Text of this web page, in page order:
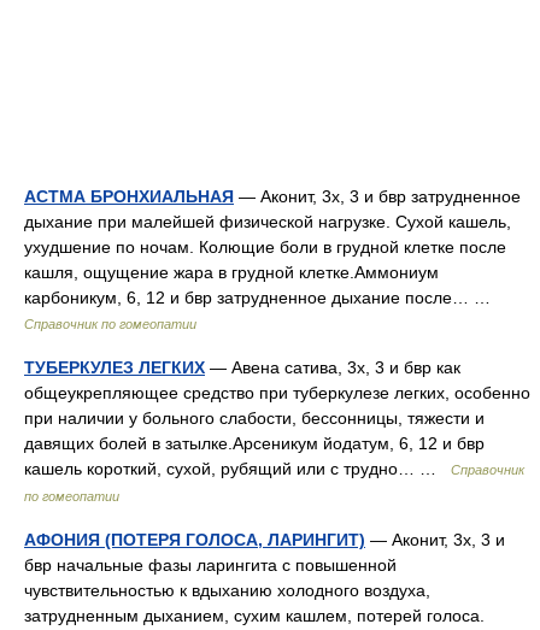
АСТМА БРОНХИАЛЬНАЯ — Аконит, 3х, 3 и бвр затрудненное
дыхание при малейшей физической нагрузке. Сухой кашель,
ухудшение по ночам. Колющие боли в грудной клетке после
кашля, ощущение жара в грудной клетке.Аммониум
карбоникум, 6, 12 и бвр затрудненное дыхание после… …
Справочник по гомеопатии
ТУБЕРКУЛЕЗ ЛЕГКИХ — Авена сатива, 3х, 3 и бвр как
общеукрепляющее средство при туберкулезе легких, особенно
при наличии у больного слабости, бессонницы, тяжести и
давящих болей в затылке.Арсеникум йодатум, 6, 12 и бвр
кашель короткий, сухой, рубящий или с трудно… …
Справочник
по гомеопатии
АФОНИЯ (ПОТЕРЯ ГОЛОСА, ЛАРИНГИТ) — Аконит, 3х, 3 и
бвр начальные фазы ларингита с повышенной
чувствительностью к вдыханию холодного воздуха,
затрудненным дыханием, сухим кашлем, потерей голоса.